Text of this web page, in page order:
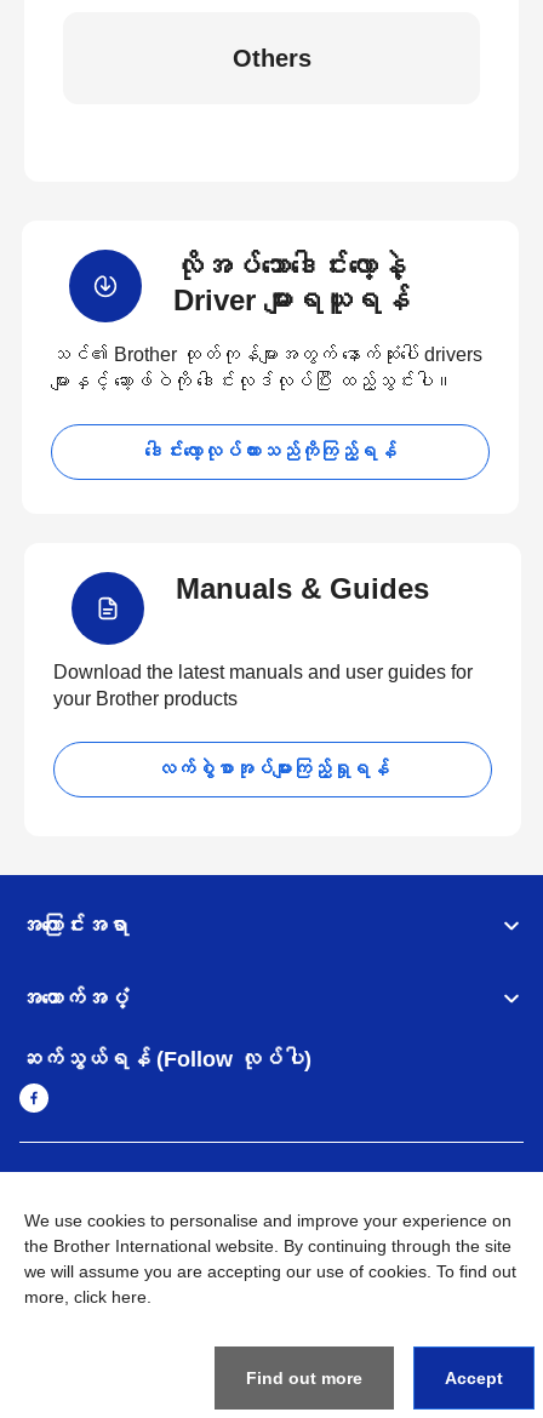
Others
လိုအပ်သောဒေါင်းလော့နဲ့
Driver များရယူရန်
သင်၏ Brother ထုတ်ကုန်များအတွက် နောက်ဆုံးပေါ် drivers
များနှင့် ဆော့ဖ်ဝဲကို ဒေါင်းလုဒ်လုပ်ပြီး ထည့်သွင်းပါ။
ဒေါင်းလော့လုပ်ထားသည်ကိုကြည့်ရန်
Manuals & Guides
Download the latest manuals and user guides for
your Brother products
လက်စွဲစာအုပ်များကြည့်ရှုရန်
အကြောင်းအရာ
အထောက်အပံ့
ဆက်သွယ်ရန် (Follow လုပ်ပါ)
အချက်အလက်မူဝါဒ အသုံးပြုမူဝါဒ
သုံးစွဲရန် ဝက်ဆိုဒ်အညွှန်း
Brother Global ဝက်ဆိုဒ်သို့သွားရန်
We use cookies to personalise and improve your experience on
the Brother International website. By continuing through the site
we will assume you are accepting our use of cookies. To find out
more, click here
Find out more Accept